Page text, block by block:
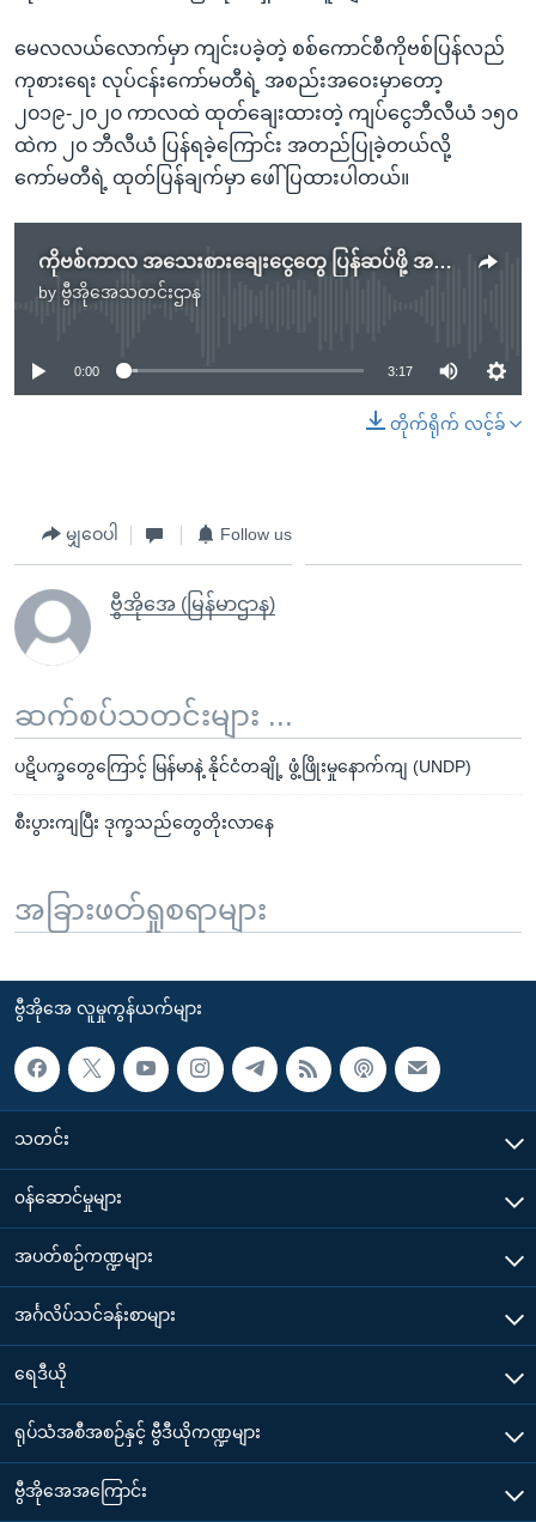
မေလလယ်လောက်မှာ ကျင်းပခဲ့တဲ့ စစ်ကောင်စီကိုဗစ်ပြန်လည်
ကုစားရေး လုပ်ငန်းကော်မတီရဲ့ အစည်းအဝေးမှာတော့
၂၀၁၉-၂၀၂၀ ကာလထဲ ထုတ်ချေးထားတဲ့ ကျပ်ငွေဘီလီယံ ၁၅၀
ထဲက ၂၀ ဘီလီယံ ပြန်ရခဲ့ကြောင်း အတည်ပြုခဲ့တယ်လို့
ကော်မတီရဲ့ ထုတ်ပြန်ချက်မှာ ဖေါ်ပြထားပါတယ်။
ကိုဗစ်ကာလ အသေးစားချေးငွေတွေ ပြန်ဆပ်ဖို့ အမိန့်ထုတ်
by ဗွီအိုအေသတင်းဌာန
No media source currently available
0:00 3:17
တိုက်ရိုက် လင့်ခ်
မျှဝေပါ Follow us
ဗွီအိုအေ (မြန်မာဌာန)
ဆက်စပ်သတင်းများ ...
ပဋိပက္ခတွေကြောင့် မြန်မာနဲ့ နိုင်ငံတချို့ ဖွံ့ဖြိုးမှုနောက်ကျ (UNDP)
စီးပွားကျပြီး ဒုက္ခသည်တွေတိုးလာနေ
အခြားဖတ်ရှုစရာများ
ဗွီအိုအေ လူမှုကွန်ယက်များ
သတင်း
၀န်ဆောင်မှုများ
အပတ်စဉ်ကဏ္ဍများ
အင်္ဂလိပ်သင်ခန်းစာများ
ရေဒီယို
ရုပ်သံအစီအစဉ်နှင့် ဗွီဒီယိုကဏ္ဍများ
ဗွီအိုအေအကြောင်း